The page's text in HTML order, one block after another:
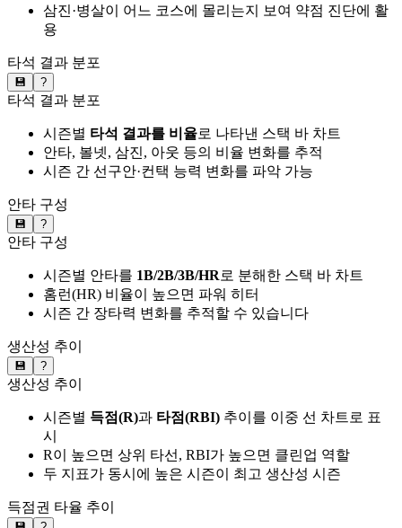
삼진·병살이 어느 코스에 몰리는지 보여 약점 진단에 활
용
타석 결과 분포
💾 ?
타석 결과 분포
시즌별 타석 결과를 비율로 나타낸 스택 바 차트
안타, 볼넷, 삼진, 아웃 등의 비율 변화를 추적
시즌 간 선구안·컨택 능력 변화를 파악 가능
안타 구성
💾 ?
안타 구성
시즌별 안타를 1B/2B/3B/HR로 분해한 스택 바 차트
홈런(HR) 비율이 높으면 파워 히터
시즌 간 장타력 변화를 추적할 수 있습니다
생산성 추이
💾 ?
생산성 추이
시즌별 득점(R)과 타점(RBI) 추이를 이중 선 차트로 표
시
R이 높으면 상위 타선, RBI가 높으면 클린업 역할
두 지표가 동시에 높은 시즌이 최고 생산성 시즌
득점권 타율 추이